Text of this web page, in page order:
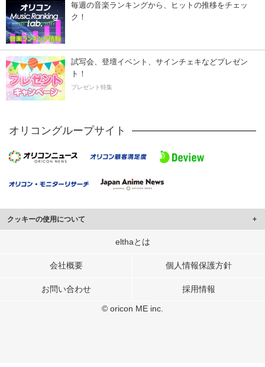
毎週の音楽ランキングから、ヒットの推移をチェッ
ク！
試写会、登壇イベント、サインチェキなどプレゼン
ト！
プレゼント特集
オリコングループサイト
クッキーの使用について
このサイトでは Cookie を使用して、ユーザーに合わせたコンテンツや広告の
行っています。
メディアや広告配信、データ解析の各パートナーに提供しています。
elthaとは
会社概要 個人情報保護方針
お問い合わせ 採用情報
© oricon ME inc.